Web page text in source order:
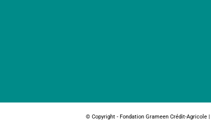
© Copyright - Fondation Grameen Crédit-Agricole |